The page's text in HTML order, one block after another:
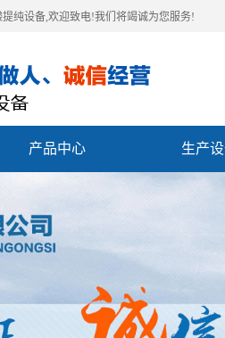
纯设备,欢迎致电!我们将竭诚为您服务!
产品中心 生产